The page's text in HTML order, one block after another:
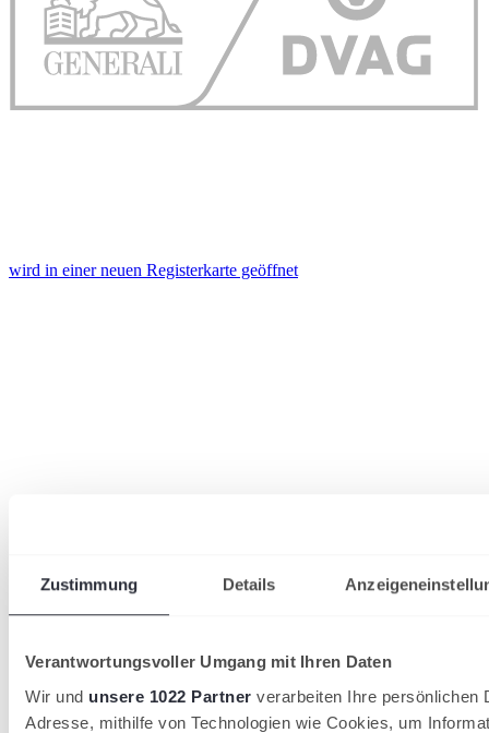
Zustimmung Details
Verantwortungsvoller Umgang mit Ihren Daten
Wir und unsere 1022 Partner verarbeiten Ihre persönlichen
Adresse, mithilfe von Technologien wie Cookies, um
wird in einer neuen Registerkarte geöffnet